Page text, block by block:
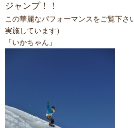
ジャンプ！！
この華麗なパフォーマンスをご覧下さ
実施しています）
「いかちゃん」